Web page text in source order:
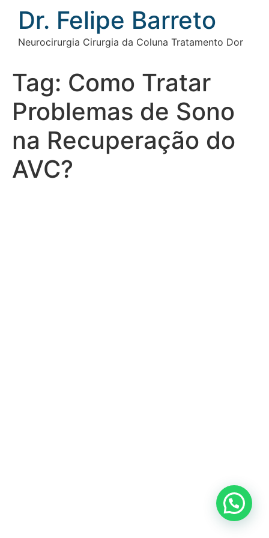
conteúdo
Dr. Felipe Barreto
Neurocirurgia Cirurgia da Coluna Tratamento Dor
Tag: Como Tratar
Problemas de Sono
na Recuperação do
AVC?